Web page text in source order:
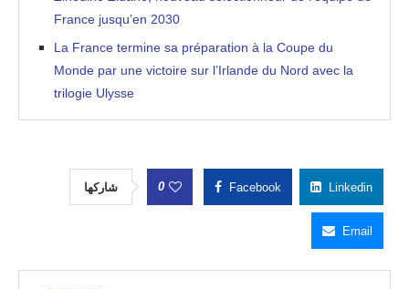
France jusqu’en 2030
La France termine sa préparation à la Coupe du
Monde par une victoire sur l’Irlande du Nord avec la
trilogie Ulysse
شاركها 0 Facebook Linkedin
Email